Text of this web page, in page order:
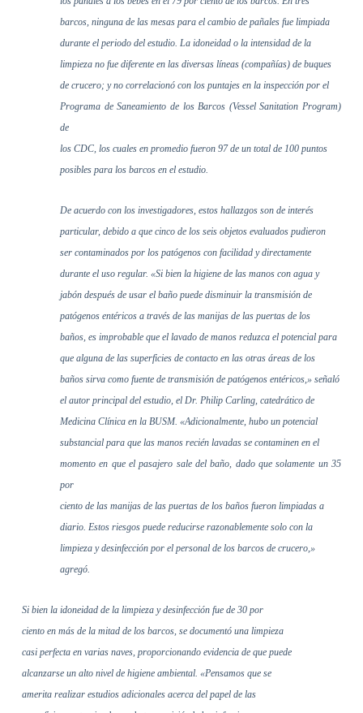
barcos, ninguna de las mesas para el cambio de pañales fue limpiada
durante el periodo del estudio. La idoneidad o la intensidad de la
limpieza no fue diferente en las diversas líneas (compañías) de buques
de crucero; y no correlacionó con los puntajes en la inspección por el
Programa de Saneamiento de los Barcos (Vessel Sanitation Program)
de
los CDC, los cuales en promedio fueron 97 de un total de 100 puntos
posibles para los barcos en el estudio.
De acuerdo con los investigadores, estos hallazgos son de interés
particular, debido a que cinco de los seis objetos evaluados pudieron
ser contaminados por los patógenos con facilidad y directamente
durante el uso regular. «Si bien la higiene de las manos con agua y
jabón después de usar el baño puede disminuir la transmisión de
patógenos entéricos a través de las manijas de las puertas de los
baños, es improbable que el lavado de manos reduzca el potencial para
que alguna de las superficies de contacto en las otras áreas de los
baños sirva como fuente de transmisión de patógenos entéricos,» señaló
el autor principal del estudio, el Dr. Philip Carling, catedrático de
Medicina Clínica en la BUSM. «Adicionalmente, hubo un potencial
substancial para que las manos recién lavadas se contaminen en el
momento en que el pasajero sale del baño, dado que solamente un 35
por
ciento de las manijas de las puertas de los baños fueron limpiadas a
diario. Estos riesgos puede reducirse razonablemente solo con la
limpieza y desinfección por el personal de los barcos de crucero,»
agregó.
Si bien la idoneidad de la limpieza y desinfección fue de 30 por
ciento en más de la mitad de los barcos, se documentó una limpieza
casi perfecta en varias naves, proporcionando evidencia de que puede
alcanzarse un alto nivel de higiene ambiental. «Pensamos que se
amerita realizar estudios adicionales acerca del papel de las